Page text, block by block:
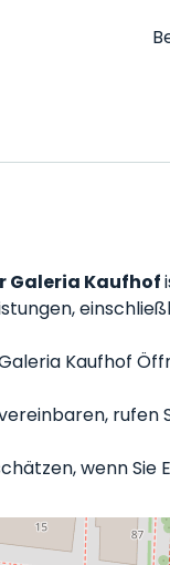
Galeria Kaufhof
Kaufhof
rufen
wenn Sie